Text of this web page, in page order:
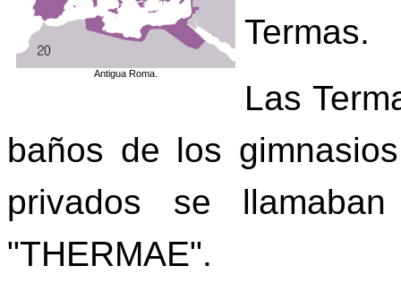
Antigua Roma.
Termas.
Las
baños de los
privados se
"THERMAE".